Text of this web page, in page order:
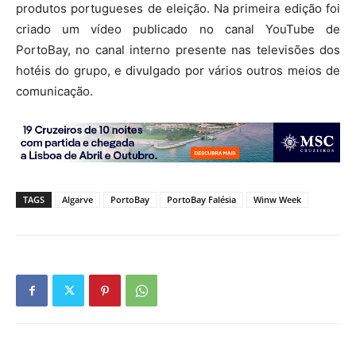
produtos portugueses de eleição. Na primeira edição foi
criado um vídeo publicado no canal YouTube de
PortoBay, no canal interno presente nas televisões dos
hotéis do grupo, e divulgado por vários outros meios de
comunicação.
TAGS Algarve PortoBay PortoBay Falésia Winw Week